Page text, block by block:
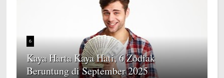
6
Kaya Harta Kaya Hati, 6 Zodiak
Beruntung di September 2025